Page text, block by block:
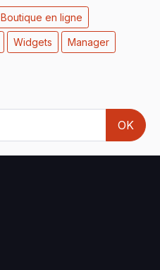
Boutique en ligne
Widgets Manager
OK